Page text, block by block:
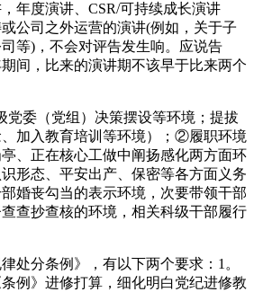
年度演讲、CSR/可持续成长演讲
公司之外运营的演讲(例如，关于子
等)，不会对评告发生响。应说告
间，比来的演讲期不该早于比来两个
委（党组）决策摆设等环境；提拔
加入教育培训等环境）；②履职环境
亭、正在核心工做中阐扬感化两方面环
形态、平安出产、保密等各方面义务
婚丧勾当的表示环境，次要带领干部
查抄查核的环境，相关科级干部履行
分条例》，有以下两个要求：1。
例》进修打算，细化明白党纪进修教